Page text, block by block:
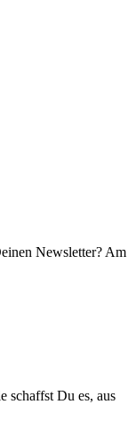
Newsletter? Am
schaffst Du es, aus